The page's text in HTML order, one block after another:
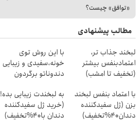
«توافق» چیست؟
مطالب پیشنهادی
لبخند جذاب تر،
اعتمادبنفس بیشتر
(تخفیف تا امشب)
با این روش توی
خونه،سفیدی و زیبایی
دندوناتو برگردون
با اعتماد بنفس لبخند
بزن (ژل سفیدکننده
دندان40%تخفیف)
به لبخندت زیبایی بده!
(خرید ژل سفیدکننده
دندان با40%تخفیف)